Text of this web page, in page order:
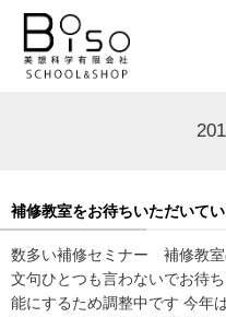
補修教室をお待ちいただいて
数多い補修セミナー 補修教室
文句ひとつも言わないでお待
能にするため調整中です 今年